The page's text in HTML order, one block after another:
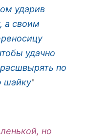
ударив
а своим
удачно
по
шайку"
но